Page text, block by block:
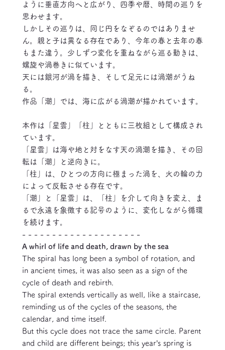
ように垂直方向へと広がり、四季や暦、時間の巡りを
思わせます。
しかしその巡りは、同じ円をなぞるのではありませ
ん。親と子は異なる存在であり、今年の春と去年の春
もまた違う。少しずつ変化を重ねながら巡る動きは、
螺旋や渦巻きに似ています。
天には銀河が渦を描き、そして足元には渦潮がうね
る。
作品「潮」では、海に広がる渦潮が描かれています。
本作は「星雲」「柱」とともに三枚組として構成され
ています。
「星雲」は海や地と対をなす天の渦潮を描き、その回
転は「潮」と逆向きに。
「柱」は、ひとつの方向に極まった渦を、火の輪の力
によって反転させる存在です。
「潮」と「星雲」は、「柱」を介して向きを変え、ま
るで永遠を象徴する記号のように、変化しながら循環
を続けます。
- - - - - - - - - - - - - - - - - - - -
A whirl of life and death, drawn by the sea
The spiral has long been a symbol of rotation, and
in ancient times, it was also seen as a sign of the
cycle of death and rebirth.
The spiral extends vertically as well, like a staircase,
reminding us of the cycles of the seasons, the
calendar, and time itself.
But this cycle does not trace the same circle. Parent
and child are different beings; this year’s spring is